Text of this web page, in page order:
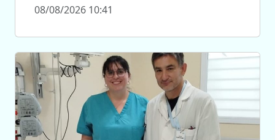
08/08/2026 10:41